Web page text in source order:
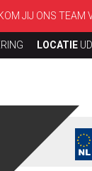
JIJ ONS TEAM
LOCATIE